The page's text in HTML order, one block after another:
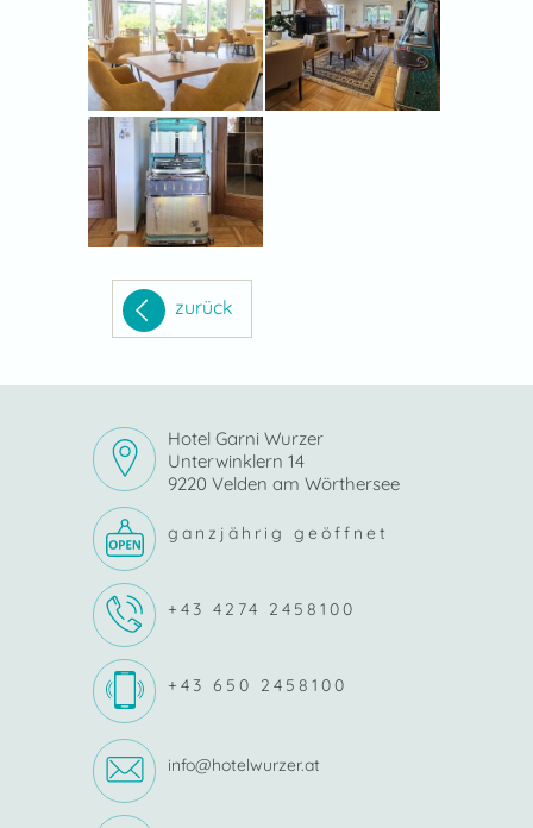
zurück
Hotel Garni Wurzer
Unterwinklern 14
9220 Velden am Wörthersee
ganzjährig geöffnet
+43 4274 2458100
+43 650 2458100
info@hotelwurzer.at